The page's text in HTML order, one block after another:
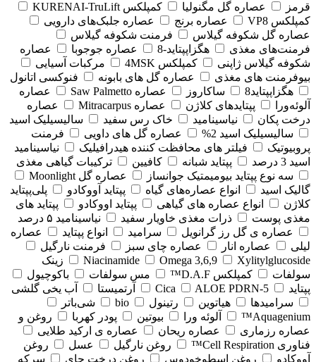
قرمز
عصاره گل مگنولیا
کمپلکس KURENAI-TruLift
کمپلکس VP8
عصاره برنج
عصاره جلبک‌های دارویی
عصاره گل شکوفه گیلاس
فرمنت شکوفه گیلاس
فرمنت‌های مغذی
هگزاپپتاید-8 عصاره جوجوبا
عصاره
شکوفه گیلاس ژاپنی
کمپلکس 4MSK
مرکبات آسیایی
بیوفرمنت های مغذی
عصاره گل های بابونه
فنوکسی اتانول
هگزاپپتاید8
ساکاروز عصاره Saw Palmetto
عصاره
آلوئه‌ورا
پپتایدهای کلاژن عصاره Mitracarpus
عصاره
درخت پکان
نیاسینامید خاک رس سفید
سالیسیلیک اسید
سالیسیلیک اسید 2%
عصاره گل های داویی
فرمنت
پروبیوتیک
فیلتر های محافظت کننده هیدرافیلیک
نیاسینامید
اسید 3 درصد
پپتاید شبانه کافیین
ترکیبات گیاهی مغذی
سه نوع پپتاید بیومیمتیک جوانساز
عصاره گل Moonlight
گالیک اسید
انواع عصاره‌های گیاه پپتاید آووکادو
پلی‌پپتاید
کلاژن
انواع عصاره های گیاهی پپتاید اووکادو
پپتاید های
مغذی پوست
ذرات مغذی خاویار سفید
نیاسینامید ۵ درصد
عصاره ی گل رز گرانویل
سرامید انواع پپتاید
عصاره
لیلی
عصاره انار عصاره چای سبز
فرمنت نارگیل
Niacinamide
Omega 3,6,9 Xylitylglucoside
زینک
سولفات
کمپلکس D.A.F™ مس سولفات
باکوچیول
پپتاید
5-Cica
ALOE PDRN آرتمیستا
آب یخی گلشی
سرامیدها
هیاتوین رتینول bio
شی‌باتر
Aquagenium™
آلوئه ورا بیوتین پودر کهربا
روغن و
عصاره رزماری
عصاره ریحان
عصاره ی ارکید طلایی
فناوری Cell Respiration™
روغن نارگیل عسل
روغن
آووکادو
روغن اسطوخودوس روغن درخت چای
سرکه